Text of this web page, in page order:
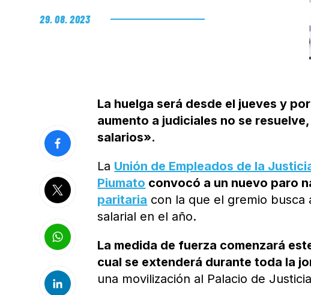
29. 08. 2023
La huelga será desde el jueves y
aumento a judiciales no se
salarios».
La Unión de Empleados de la
Piumato convocó a un nuevo paro
paritaria con la que el gremio
salarial en el año.
La medida de fuerza comenzará
cual se extenderá durante toda la
una movilización al Palacio de